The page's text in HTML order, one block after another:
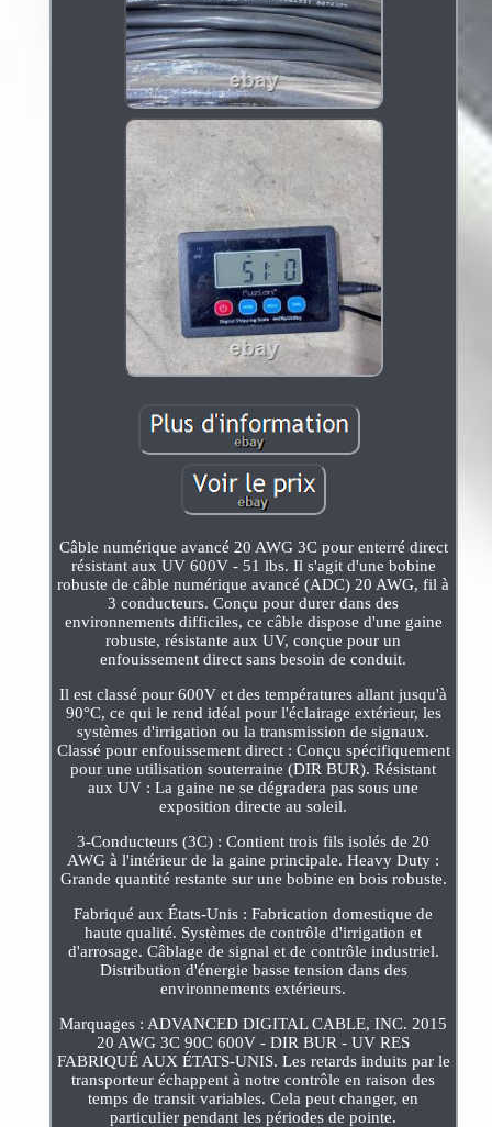
Câble numérique avancé 20 AWG 3C pour enterré direct
résistant aux UV 600V - 51 lbs. Il s'agit d'une bobine
robuste de câble numérique avancé (ADC) 20 AWG, fil à
3 conducteurs. Conçu pour durer dans des
environnements difficiles, ce câble dispose d'une gaine
robuste, résistante aux UV, conçue pour un
enfouissement direct sans besoin de conduit.
Il est classé pour 600V et des températures allant jusqu'à
90°C, ce qui le rend idéal pour l'éclairage extérieur, les
systèmes d'irrigation ou la transmission de signaux.
Classé pour enfouissement direct : Conçu spécifiquement
pour une utilisation souterraine (DIR BUR). Résistant
aux UV : La gaine ne se dégradera pas sous une
exposition directe au soleil.
3-Conducteurs (3C) : Contient trois fils isolés de 20
AWG à l'intérieur de la gaine principale. Heavy Duty :
Grande quantité restante sur une bobine en bois robuste.
Fabriqué aux États-Unis : Fabrication domestique de
haute qualité. Systèmes de contrôle d'irrigation et
d'arrosage. Câblage de signal et de contrôle industriel.
Distribution d'énergie basse tension dans des
environnements extérieurs.
Marquages : ADVANCED DIGITAL CABLE, INC. 2015
20 AWG 3C 90C 600V - DIR BUR - UV RES
FABRIQUÉ AUX ÉTATS-UNIS. Les retards induits par le
transporteur échappent à notre contrôle en raison des
temps de transit variables. Cela peut changer, en
particulier pendant les périodes de pointe.